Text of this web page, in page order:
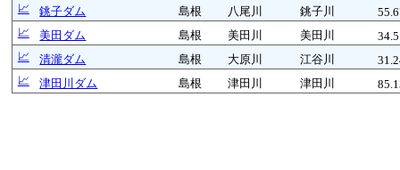
📈
銚子ダム 島根 八尾川 銚子川
📈
美田ダム 島根 美田川 美田川
📈
清瀧ダム 島根 大原川 江谷川
📈
津田川ダム 島根 津田川 津田川